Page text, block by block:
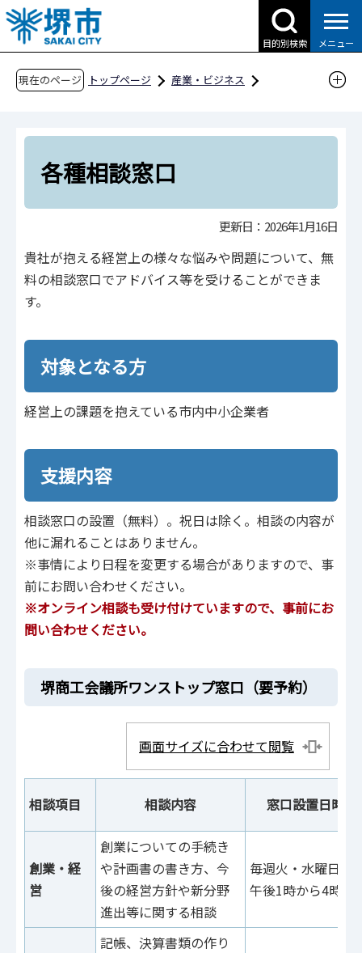
こ
の
ペ
目的別検索 メニュー
現在のページ トップページ
産業・ビジネス
各種相談窓口
各種相談窓口
更新日：2026年1月16日
貴社が抱える経営上の様々な悩みや問題について、無
料の相談窓口でアドバイス等を受けることができま
す。
対象となる方
経営上の課題を抱えている市内中小企業者
支援内容
相談窓口の設置（無料）。祝日は除く。相談の内容が
他に漏れることはありません。
※事情により日程を変更する場合がありますので、事
前にお問い合わせください。
※オンライン相談も受け付けていますので、事前にお
問い合わせください。
堺商工会議所ワンストップ窓口（要予約）
画面サイズに合わせて閲覧
相談項目 相談内容 窓口設置日時
創業・経
営
創業についての手続き
や計画書の書き方、今
後の経営方針や新分野
進出等に関する相談
毎週火・水曜日
午後1時から4時
記帳、決算書類の作り